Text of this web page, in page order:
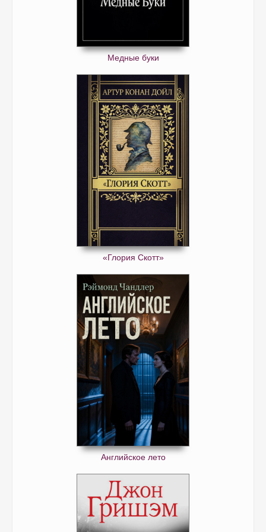
Медные буки
«Глория Скотт»
Английское лето